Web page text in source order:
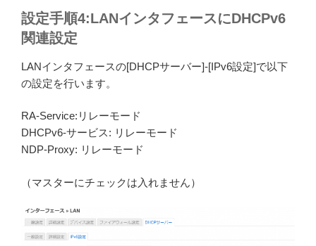
設定手順4:LANインタフェースにDHCPv6
関連設定
LANインタフェースの[DHCPサーバー]-[IPv6設定]で以下
の設定を行います。
RA-Service:リレーモード
DHCPv6-サービス: リレーモード
NDP-Proxy: リレーモード
（マスターにチェックは入れません）